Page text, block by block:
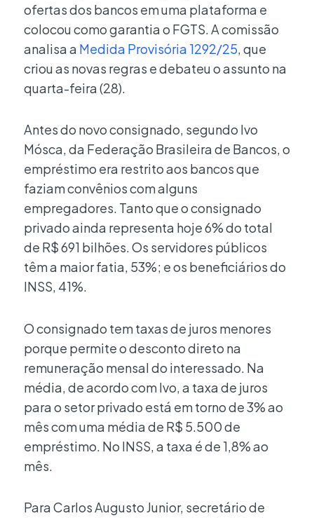
ofertas dos bancos em uma plataforma e
colocou como garantia o FGTS. A comissão
analisa a Medida Provisória 1292/25, que
criou as novas regras e debateu o assunto na
quarta-feira (28).
Antes do novo consignado, segundo Ivo
Mósca, da Federação Brasileira de Bancos, o
empréstimo era restrito aos bancos que
faziam convênios com alguns
empregadores. Tanto que o consignado
privado ainda representa hoje 6% do total
de R$ 691 bilhões. Os servidores públicos
têm a maior fatia, 53%; e os beneficiários do
INSS, 41%.
O consignado tem taxas de juros menores
porque permite o desconto direto na
remuneração mensal do interessado. Na
média, de acordo com Ivo, a taxa de juros
para o setor privado está em torno de 3% ao
mês com uma média de R$ 5.500 de
empréstimo. No INSS, a taxa é de 1,8% ao
mês.
Para Carlos Augusto Junior, secretário de